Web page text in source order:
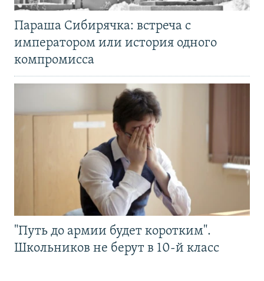
Параша Сибирячка: встреча с
императором или история одного
компромисса
"Путь до армии будет коротким".
Школьников не берут в 10-й класс